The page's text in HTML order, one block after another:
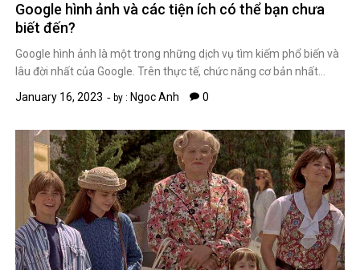
Google hình ảnh và các tiện ích có thể bạn chưa
biết đến?
Google hình ảnh là một trong những dịch vụ tìm kiếm phổ biến và
lâu đời nhất của Google. Trên thực tế, chức năng cơ bản nhất…
January 16, 2023
by : Ngoc Anh 0